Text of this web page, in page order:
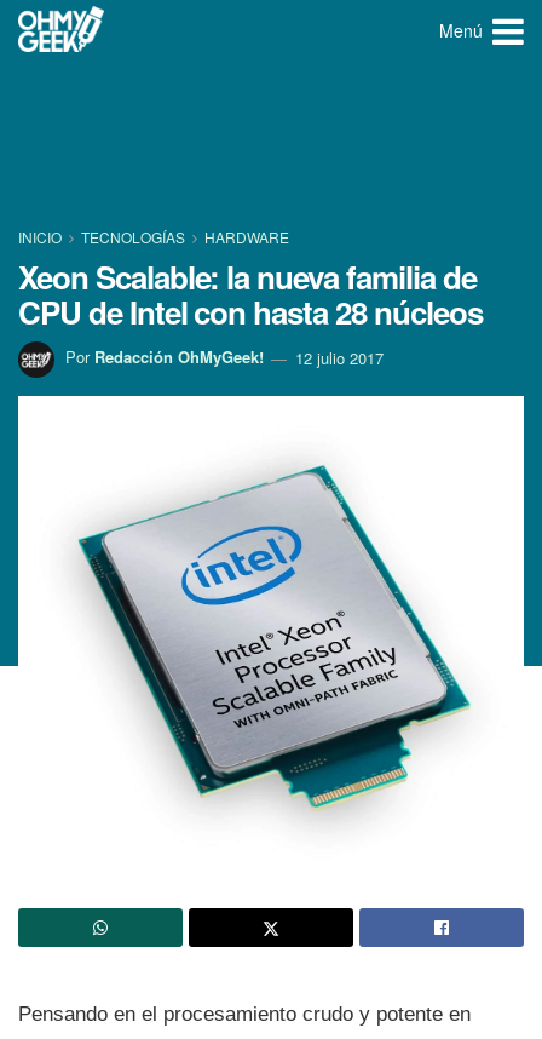
Menú
INICIO TECNOLOGÍ­AS HARDWARE
Xeon Scalable: la nueva familia de
CPU de Intel con hasta 28 núcleos
Por Redacción OhMyGeek! 12 julio 2017
Pensando en el procesamiento crudo y potente en